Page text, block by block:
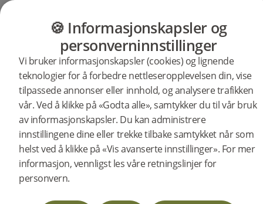
MØBLER PRODUKTER
🍪 Informasjonskapsler og
personverninnstillinger
Vi bruker informasjonskapsler (cookies) og lignende
teknologier for å forbedre nettleseropplevelsen din, vise
tilpassede annonser eller innhold, og analysere trafikken
vår. Ved å klikke på «Godta alle», samtykker du til vår bruk
av informasjonskapsler. Du kan administrere
innstillingene dine eller trekke tilbake samtykket når som
helst ved å klikke på «Vis avanserte innstillinger». For mer
informasjon, vennligst les våre retningslinjer for
personvern.
Produkter Gulv Woodura Planks
Woodura Planks LOSHULT 3.0
XXL
Treslag
Overflatebehandling
BESKRIVELSE
SPESIFIKASJONER
DOKUMENTER
FLERE